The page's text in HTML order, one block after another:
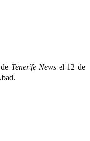
Tenerife News el 12 de